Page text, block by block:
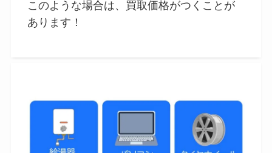
このような場合は、買取価格がつくことが
あります！